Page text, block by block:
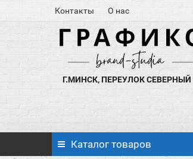
Контакты О нас
Г.МИНСК, ПЕРЕУЛОК СЕВЕРНЫЙ
Каталог товаров